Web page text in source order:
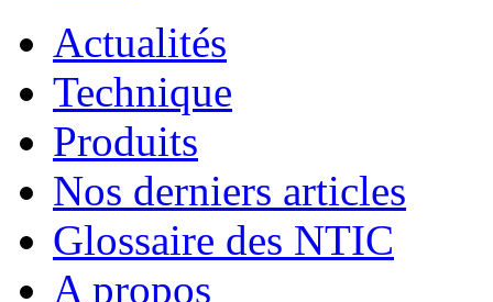
Actualités
Technique
Produits
Nos derniers articles
Glossaire des NTIC
A propos